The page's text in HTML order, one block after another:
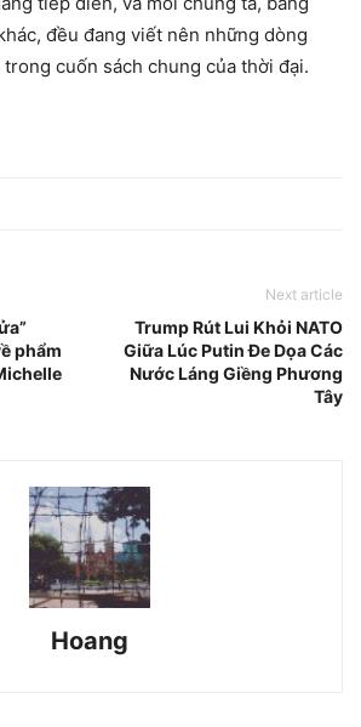
đều đang viết nên những dòng
cuốn sách chung của thời đại.
phẩm
Next article
Trump Rút Lui Khỏi NATO
Giữa Lúc Putin Đe Dọa Các
Nước Láng Giềng Phương
Tây
Hoang